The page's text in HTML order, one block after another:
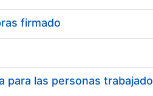
firmado